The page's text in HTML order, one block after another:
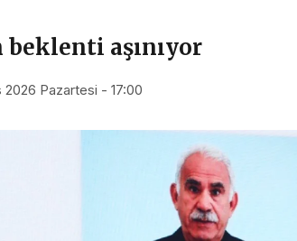
beklenti aşınıyor
2026 Pazartesi - 17:00